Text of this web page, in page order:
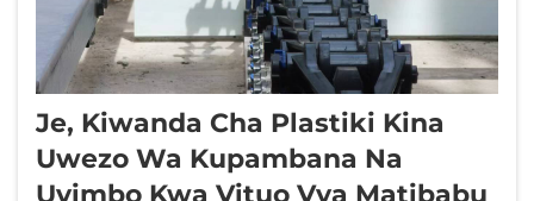
Je, Kiwanda Cha Plastiki Kina
Uwezo Wa Kupambana Na
Uvimbo Kwa Vituo Vya Matibabu